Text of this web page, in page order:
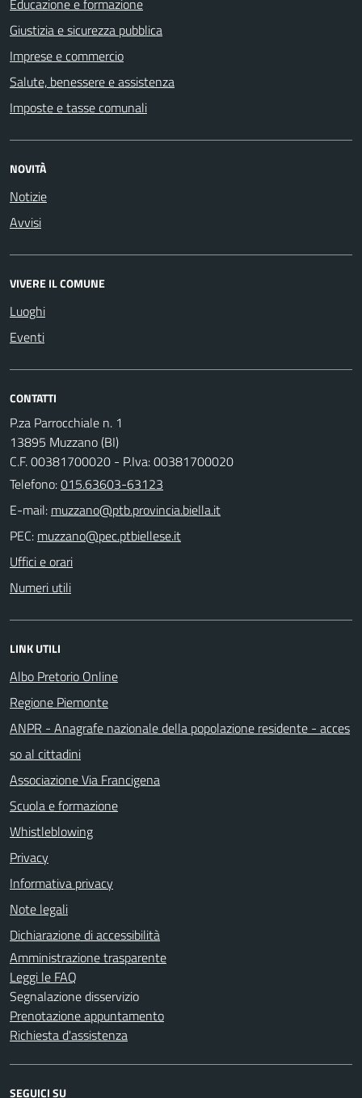
Giustizia e sicurezza pubblica
Imprese e commercio
Salute, benessere e assistenza
Imposte e tasse comunali
NOVITÀ
Notizie
Avvisi
VIVERE IL COMUNE
Luoghi
Eventi
CONTATTI
P.za Parrocchiale n. 1
13895 Muzzano (BI)
C.F. 00381700020 - P.Iva: 00381700020
Telefono:015.63603-63123
E-mail:
PEC:
Uffici e orari
Numeri utili
LINK UTILI
Albo Pretorio Online
Regione Piemonte
ANPR - Anagrafe nazionale della popolazione residente - acces
so al cittadini
Associazione Via Francigena
Scuola e formazione
Whistleblowing
Privacy
Informativa privacy
Note legali
Dichiarazione di accessibilità
Amministrazione trasparente
Leggi le FAQ
Segnalazione disservizio
Prenotazione appuntamento
Richiesta d'assistenza
SEGUICI SU